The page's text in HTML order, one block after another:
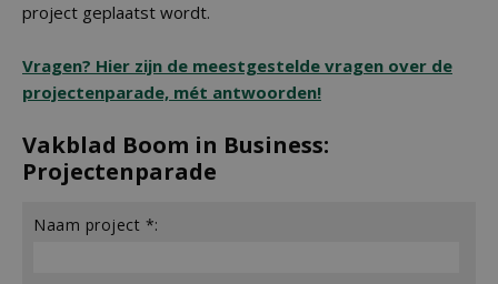
project geplaatst wordt.
Vragen? Hier zijn de meestgestelde vragen over de
projectenparade, mét antwoorden!
Vakblad Boom in Business:
Projectenparade
Naam project *: